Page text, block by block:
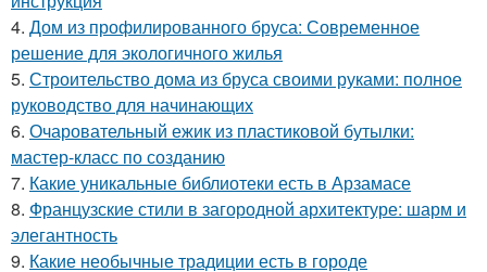
4. Дом из профилированного бруса: Современное
решение для экологичного жилья
5. Строительство дома из бруса своими руками: полное
руководство для начинающих
6. Очаровательный ежик из пластиковой бутылки:
мастер-класс по созданию
7. Какие уникальные библиотеки есть в Арзамасе
8. Французские стили в загородной архитектуре: шарм и
элегантность
9. Какие необычные традиции есть в городе